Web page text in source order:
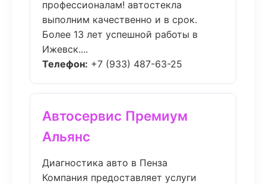
профессионалам! автостекла
выполним качественно и в срок.
Более 13 лет успешной работы в
Ижевск....
Телефон: +7 (933) 487-63-25
Автосервис Премиум
Альянс
Диагностика авто в Пенза
Компания предоставляет услуги